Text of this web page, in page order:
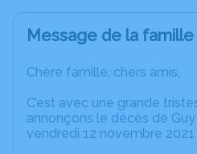
Message de la famille
Chère famille, chers amis,
C’est avec une grande
annonçons le décès de
vendredi 12 novembre